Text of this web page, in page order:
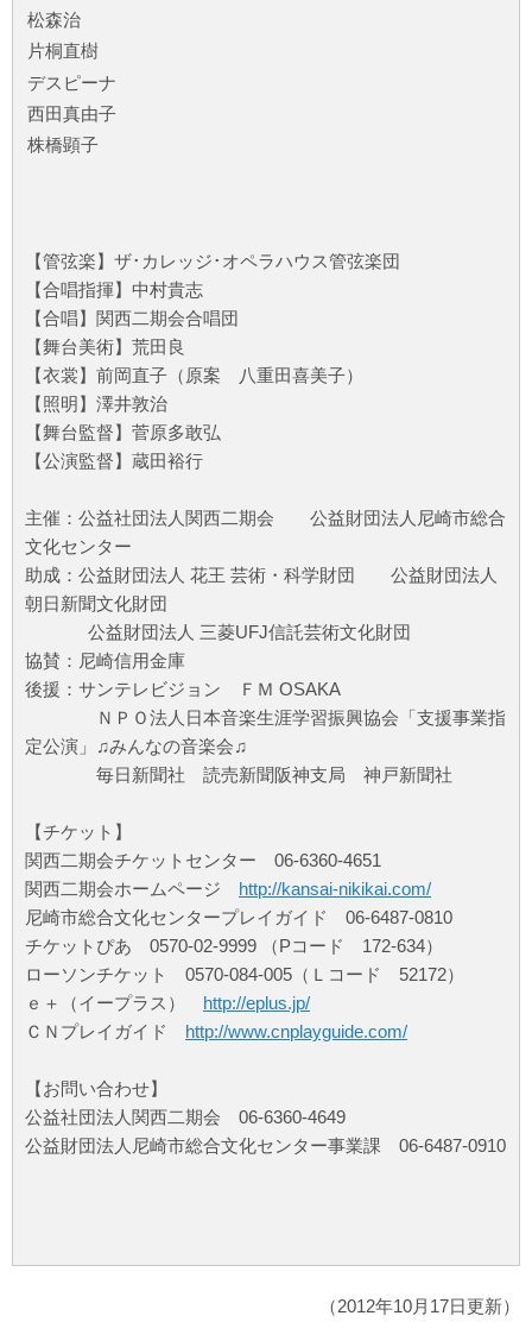
松森治
片桐直樹
デスピーナ
西田真由子
株橋顕子
【管弦楽】ザ･カレッジ･オペラハウス管弦楽団
【合唱指揮】中村貴志
【合唱】関西二期会合唱団
【舞台美術】荒田良
【衣裳】前岡直子（原案 八重田喜美子）
【照明】澤井敦治
【舞台監督】菅原多敢弘
【公演監督】蔵田裕行
主催：公益社団法人関西二期会 公益財団法人尼崎市総合
文化センター
助成：公益財団法人 花王 芸術・科学財団 公益財団法人
朝日新聞文化財団
公益財団法人 三菱UFJ信託芸術文化財団
協賛：尼崎信用金庫
後援：サンテレビジョン ＦＭ OSAKA
ＮＰＯ法人日本音楽生涯学習振興協会「支援事業指
定公演」♫みんなの音楽会♫
毎日新聞社 読売新聞阪神支局 神戸新聞社
【チケット】
関西二期会チケットセンター 06-6360-4651
関西二期会ホームページ http://kansai-nikikai.com/
尼崎市総合文化センタープレイガイド 06-6487-0810
チケットぴあ 0570-02-9999 （Pコード 172-634）
ローソンチケット 0570-084-005（Ｌコード 52172）
ｅ＋（イープラス） http://eplus.jp/
ＣＮプレイガイド http://www.cnplayguide.com/
【お問い合わせ】
公益社団法人関西二期会 06-6360-4649
公益財団法人尼崎市総合文化センター事業課 06-6487-0910
（2012年10月17日更新）